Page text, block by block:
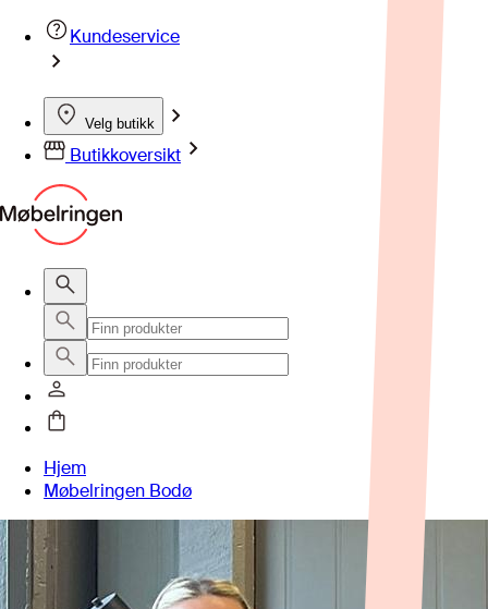
Kundeservice
Velg butikk
Butikkoversikt
Hjem
Møbelringen Bodø